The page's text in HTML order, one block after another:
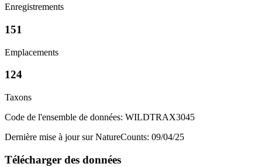
Enregistrements
151
Emplacements
124
Taxons
Code de l'ensemble de données: WILDTRAX3045
Dernière mise à jour sur NatureCounts: 09/04/25
Télécharger des données